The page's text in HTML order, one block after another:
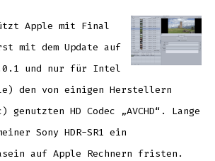
Apple mit Final
mit dem Update auf
und nur für Intel
den von einigen Herstellern
genutzten HD Codec „AVCHD“. Lange
Sony HDR-SR1 ein
auf Apple Rechnern fristen.